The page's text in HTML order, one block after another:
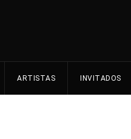
ARTISTAS INVITADOS